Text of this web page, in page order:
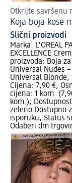
Otkrijte savršenu
Koja boja kose
Slični proizvodi
Marka: L'ORÉAL
EXCELLENCE
proizvoda: Boja
Universal Nudes –
Universal Blonde,
Cijena: 7,90 €;
cijena: 1 kom.
kom.);
zeleno Dostupno
isporuku, Status
Odaberi dm